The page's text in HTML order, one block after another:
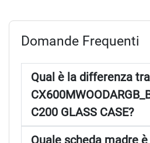
Domande Frequenti
Qual è la differenza
C200 GLASS CASE?
Quale scheda madre